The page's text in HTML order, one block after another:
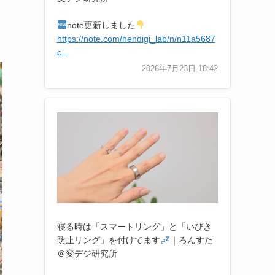
note更新しました
https://note.com/hendigi_lab/n/n11a5687
c...
2026年7月23日 18:42
寝る時は「スマートリング」と「いびき
防止リング」を付けてます
｜ろんすた
＠変デジ研究所